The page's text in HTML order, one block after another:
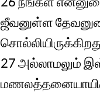
ஜீவனுள்ள
27அல்லாமலும்